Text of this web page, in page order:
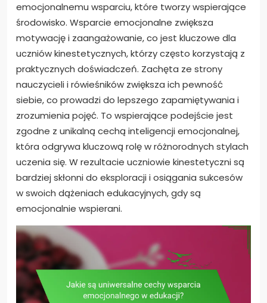
emocjonalnemu wsparciu, które tworzy wspierające
środowisko. Wsparcie emocjonalne zwiększa
motywację i zaangażowanie, co jest kluczowe dla
uczniów kinestetycznych, którzy często korzystają z
praktycznych doświadczeń. Zachęta ze strony
nauczycieli i rówieśników zwiększa ich pewność
siebie, co prowadzi do lepszego zapamiętywania i
zrozumienia pojęć. To wspierające podejście jest
zgodne z unikalną cechą inteligencji emocjonalnej,
która odgrywa kluczową rolę w różnorodnych stylach
uczenia się. W rezultacie uczniowie kinestetyczni są
bardziej skłonni do eksploracji i osiągania sukcesów
w swoich dążeniach edukacyjnych, gdy są
emocjonalnie wspierani.